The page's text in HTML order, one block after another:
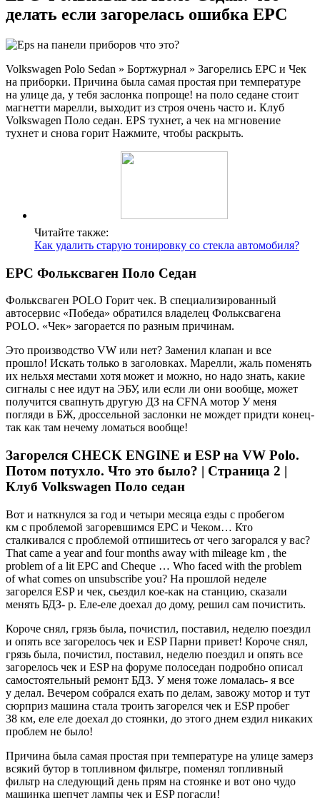
делать если загорелась ошибка EPC
Volkswagen Polo Sedan » Бортжурнал » Загорелись EPC и Чек
на приборки. Причина была самая простая при температуре
на улице да, у тебя заслонка попроще! на поло седане стоит
магнетти марелли, выходит из строя очень часто и. Клуб
Volkswagen Поло седан. EPS тухнет, а чек на мгновение
тухнет и снова горит Нажмите, чтобы раскрыть.
Читайте также:
Как удалить старую тонировку со стекла автомобиля?
EPC Фольксваген Поло Седан
Фольксваген POLO Горит чек. В специализированный
автосервис «Победа» обратился владелец Фольксвагена
POLO. «Чек» загорается по разным причинам.
Это производство VW или нет? Заменил клапан и все
прошло! Искать только в заголовках. Марелли, жаль поменять
их нельхя местами хотя может и можно, но надо знать, какие
сигналы с нее идут на ЭБУ, или если ли они вообще, может
получится свапнуть другую ДЗ на CFNA мотор У меня
погляди в БЖ, дроссельной заслонки не мождет придти конец-
так как там нечему ломаться вообще!
Загорелся CHECK ENGINE и ESP на VW Polo.
Потом потухло. Что это было? | Страница 2 |
Клуб Volkswagen Поло седан
Вот и наткнулся за год и четыри месяца езды с пробегом
км с проблемой загоревшимся EPC и Чеком… Кто
сталкивался с проблемой отпишитесь от чего загорался у вас?
That came a year and four months away with mileage km , the
problem of a lit EPC and Cheque … Who faced with the problem
of what comes on unsubscribe you? На прошлой неделе
загорелся ESP и чек, сьездил кое-как на станцию, сказали
менять БДЗ- р. Еле-еле доехал до дому, решил сам почистить.
Короче снял, грязь была, почистил, поставил, неделю поездил
и опять все загорелось чек и ESP Парни привет! Короче снял,
грязь была, почистил, поставил, неделю поездил и опять все
загорелось чек и ESP на форуме полоседан подробно описал
самостоятельный ремонт БДЗ. У меня тоже ломалась- я все
у делал. Вечером собрался ехать по делам, завожу мотор и тут
сюрприз машина стала троить загорелся чек и ESP пробег
38 км, еле еле доехал до стоянки, до этого днем ездил никаких
проблем не было!
Причина была самая простая при температуре на улице замерз
всякий бутор в топливном фильтре, поменял топливный
фильтр на следующий день прям на стоянке и вот оно чудо
машинка шепчет лампы чек и ESP погасли!